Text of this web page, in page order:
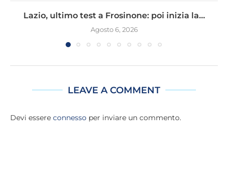
Lazio, ultimo test a Frosinone: poi inizia la...
Agosto 6, 2026
LEAVE A COMMENT
Devi essere connesso per inviare un commento.